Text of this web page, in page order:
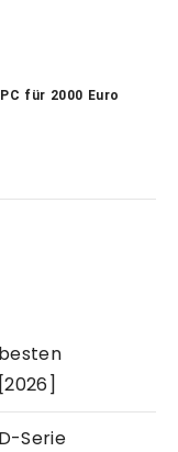
für 2000 Euro
Serie